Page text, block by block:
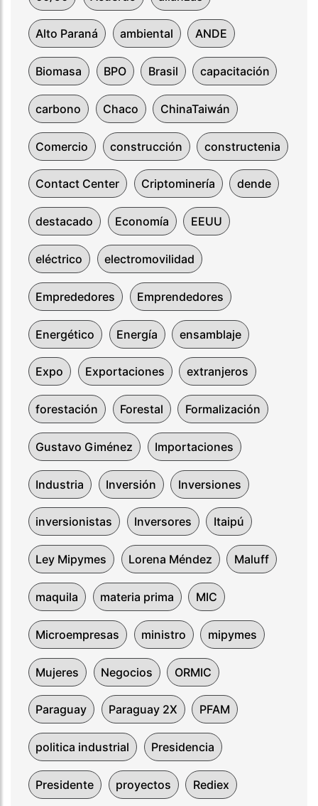
Alto Paraná ambiental ANDE
Biomasa BPO Brasil capacitación
carbono Chaco ChinaTaiwán
Comercio construcción constructenia
Contact Center Criptominería dende
destacado Economía EEUU
eléctrico electromovilidad
Emprededores Emprendedores
Energético Energía ensamblaje
Expo Exportaciones extranjeros
forestación Forestal Formalización
Gustavo Giménez Importaciones
Industria Inversión Inversiones
inversionistas Inversores Itaipú
Ley Mipymes Lorena Méndez Maluff
maquila materia prima MIC
Microempresas ministro mipymes
Mujeres Negocios ORMIC
Paraguay Paraguay 2X PFAM
politica industrial Presidencia
Presidente proyectos Rediex